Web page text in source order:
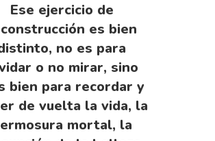
Ese ejercicio de
es bien
no es para
o no mirar, sino
bien para recordar y
de vuelta la vida, la
mortal, la